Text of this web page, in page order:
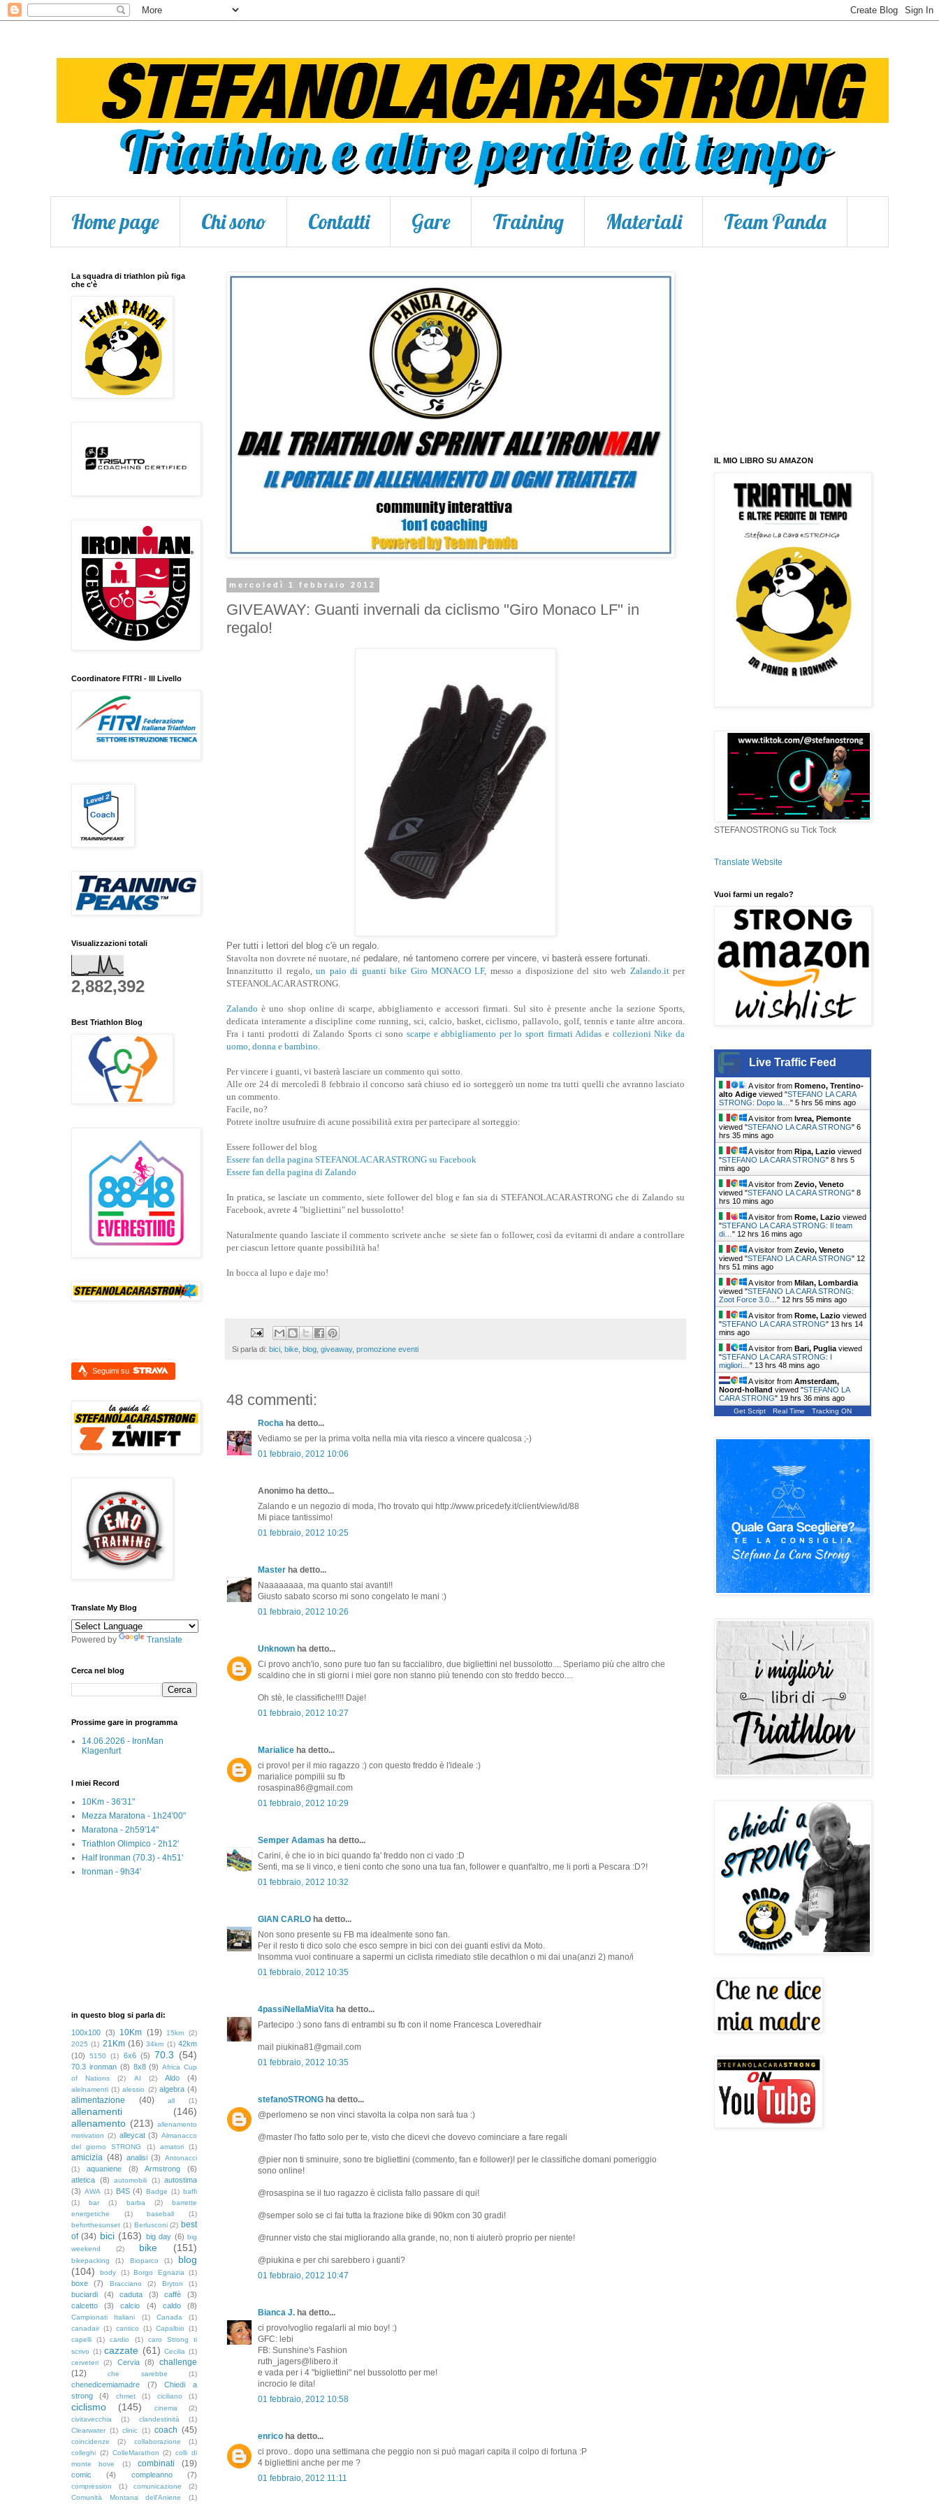
Home page Chi sono Contatti Gare Training Materiali Team Panda
mercoledì 1 febbraio 2012
GIVEAWAY: Guanti invernali da ciclismo "Giro Monaco LF" in
regalo!
Per tutti i lettori del blog c'è un regalo.
Stavolta non dovrete né nuotare, né pedalare, né tantomeno correre per vincere, vi basterà essere fortunati.
Innanzitutto il regalo,un paio di guanti bike Giro MONACO LF, messo a disposizione del sito web Zalando.itper
STEFANOLACARASTRONG.
Zalando è uno shop online di scarpe, abbigliamento e accessori firmati. Sul sito è presente anche la sezione Sports,
dedicata interamente a discipline come running, sci, calcio, basket, ciclismo, pallavolo, golf, tennis e tante altre ancora.
Fra i tanti prodotti di Zalando Sports ci sono scarpe e abbigliamento per lo sport firmati Adidas e collezioni Nike da
uomo, donna e bambino.
Per vincere i guanti, vi basterà lasciare un commento qui sotto.
Alle ore 24 di mercoledì 8 febbraio il concorso sarà chiuso ed io sorteggerò un nome tra tutti quelli che avranno lasciato
un commento.
Facile, no?
Potrete inoltre usufruire di acune possibilità extra per partecipare al sorteggio:
Essere follower del blog
Essere fan della pagina STEFANOLACARASTRONG su Facebook
Essere fan della pagina di Zalando
In pratica, se lasciate un commento, siete follower del blog e fan sia di STEFANOLACARASTRONG che di Zalando su
Facebook, avrete 4 "bigliettini" nel bussolotto!
Naturalmente quando lasciate il commento scrivete anche se siete fan o follower, così da evitarmi di andare a controllare
per ciascun lettore quante possibilità ha!
In bocca al lupo e daje mo!
Si parla di: bici bike blog giveaway, promozione eventi
48 commenti:
Rocha ha detto...
Vediamo se per la prima volta nella mia vita riesco a vincere qualcosa ;-)
01 febbraio, 2012 10:06
Anonimo ha detto...
Zalando e un negozio di moda, l'ho trovato qui http://www.pricedefy.it/client/view/id/88
Mi piace tantissimo!
01 febbraio, 2012 10:25
Master ha detto...
Naaaaaaaa, ma quanto stai avanti!!
Giusto sabato scorso mi sono congelato le mani :)
01 febbraio, 2012 10:26
Unknown ha detto...
Ci provo anch'io, sono pure tuo fan su faccialibro, due bigliettini nel bussolotto.... Speriamo più che altro che
scaldino che in sti giorni i miei gore non stanno più tenendo con sto freddo becco....
Oh stè, le classifiche!!!! Daje!
01 febbraio, 2012 10:27
Marialice ha detto...
ci provo! per il mio ragazzo :) con questo freddo è l'ideale :)
marialice pompilii su fb
rosaspina86@gmail.com
01 febbraio, 2012 10:29
Semper Adamas ha detto...
Carini, è che io in bici quando fa' freddo non ci vado :D
Senti, ma se li vinco, e tieni conto che sono una tua fan, follower e quant'altro, me li porti a Pescara :D?!
01 febbraio, 2012 10:32
GIAN CARLO ha detto...
Non sono presente su FB ma idealmente sono fan.
Per il resto ti dico solo che esco sempre in bici con dei guanti estivi da Moto.
Insomma vuoi continuare a sapermi un ciclista rimediato stile decathlon o mi dai una(anzi 2) mano/i
01 febbraio, 2012 10:35
4passiNellaMiaVita ha detto...
Partecipo :) sono fans di entrambi su fb con il nome Francesca Loveredhair
mail piukina81@gmail.com
01 febbraio, 2012 10:35
stefanoSTRONG ha detto...
@perlomeno se non vinci stavolta la colpa non sarà tua :)
@master l'ho fatto solo per te, visto che dicevi che dovevo cominciare a fare regali
@pier non ti sminuire, sono tre bigliettini (commento, fan e follower)! per le classifiche domani pomeriggio
sono online!
@rosaspina se il tuo ragazzo è ciclista fallo passare di qui!
@semper solo se ci fai tutta la frazione bike di 90km con 30 gradi!
@runner visto che stai migliorando alla grande, no, non ti aiuterò proprio per niente!
@piukina e per chi sarebbero i guanti?
01 febbraio, 2012 10:47
Bianca J. ha detto...
ci provo!voglio regalarli al mio boy! :)
GFC: lebi
FB: Sunshine's Fashion
ruth_jagers@libero.it
e vada per i 4 "bigliettini" nel bussolotto per me!
incrocio le dita!
01 febbraio, 2012 10:58
enrico ha detto...
ci provo.. dopo una settimana che peggio non si può magari capita il colpo di fortuna :P
4 bigliettini anche per me ?
01 febbraio, 2012 11:11
La squadra di triathlon più figa
che c'è
Coordinatore FITRI - III Livello
Visualizzazioni totali
2,882,392
Best Triathlon Blog
Seguimi su
Translate My Blog
Powered by Translate
Cerca nel blog
Prossime gare in programma
14.06.2026 - IronMan
Klagenfurt
I miei Record
10Km - 36'31"
Mezza Maratona - 1h24'00"
Maratona - 2h59'14"
Triathlon Olimpico - 2h12'
Half Ironman (70.3) - 4h51'
Ironman - 9h34'
in questo blog si parla di:
100x100 (3) 10Km (19) 15km
(2)
2025 (1) 21Km (16) 34km (1) 42km
(10)
5150 (1) 6x6 (5) 70.3 (54)
70.3 ironman (8) 8x8 (9) Africa Cup
of Nations
(2) AI (2) Aldo (4)
alelnamenti (1) alessio (2) algebra (4)
alimentazione (40) all (1)
allenamenti
(146)
allenamento (213) allenamento
motivation (2) alleycat (3) Almanacco
del giorno STRONG
(1) amatori (1)
amicizia (48) analisi (3)
Antonacci
(1)
aquaniene (8) Armstrong
(6)
atletica (8) automobili (1) autostima
(3) AWA (1) B4S (4) Badge (1) baffi
(1)
bar (1) barba (2)
barrette
energetiche
(1) baseball
(1)
beforthesunset (1) Berlusconi (2) best
of (34) bici (163) big day (6) big
weekend
(2) bike (151)
bikepacking (1) Bioparco (1)
blog
(104)
body (1) Borgo Egnazia (1)
boxe (7) Bracciano (2) Bryton (1)
buciardi (4) caduta (3) caffè
(3)
calcetto
(3) calcio (4) caldo (8)
Campionati Italiani (1) Canada
(1)
canadair (1) cantico (1) Capalbio
(1)
capelli
(1) cardio (1)
caro Strong ti
scrivo (1) cazzate (61) Cecilia (1)
cerveteri
(2) Cervia (8)
challenge
(12)
che sarebbe (1)
chenedicemiamadre (7)
Chiedi a
strong
(4) chmet (1) ciciliano (1)
ciclismo (145) cinema
(2)
civitavecchia
(1) clandestinità
(1)
Clearwater (1) clinic (1) coach (45)
coincidenze (2) collaborazione
(1)
colleghi (2) ColleMarathon (2) colli di
monte bove
(1) combinati (19)
comic (4) compleanno (7)
compression (1) comunicazione
(2)
Comunità Montana dell'Aniene
(1)
IL MIO LIBRO SU AMAZON
STEFANOSTRONG su Tick Tock
Translate Website
Vuoi farmi un regalo?
Live Traffic Feed
A visitor from Romeno, Trentino-
alto Adige viewed "STEFANO LA CARA
STRONG: Dopo la… " 5 hrs 56 mins ago
A visitor from Ivrea, Piemonte
viewed "STEFANO LA CARA STRONG" 6
hrs 35 mins ago
A visitor from Ripa, Lazio viewed
"STEFANO LA CARA STRONG" 8 hrs 5
mins ago
A visitor from Zevio, Veneto
viewed "STEFANO LA CARA STRONG" 8
hrs 10 mins ago
A visitor from Rome, Lazio viewed
"STEFANO LA CARA STRONG: Il team
di… " 12 hrs 16 mins ago
A visitor from Zevio, Veneto
viewed "STEFANO LA CARA STRONG" 12
hrs 51 mins ago
A visitor from Milan, Lombardia
viewed "STEFANO LA CARA STRONG:
Zoot Force 3.0… " 12 hrs 55 mins ago
A visitor from Rome, Lazio viewed
"STEFANO LA CARA STRONG" 13 hrs 14
mins ago
A visitor from Bari, Puglia viewed
"STEFANO LA CARA STRONG: I
migliori… " 13 hrs 48 mins ago
A visitor from Amsterdam,
Noord-holland viewed "STEFANO LA
CARA STRONG" 19 hrs 36 mins ago
Get Script Real Time Tracking ON